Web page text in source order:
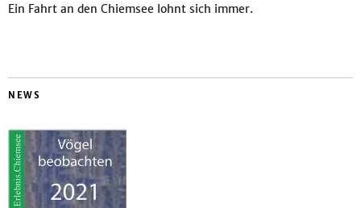
Ein Fahrt an den Chiemsee lohnt sich immer.
NEWS